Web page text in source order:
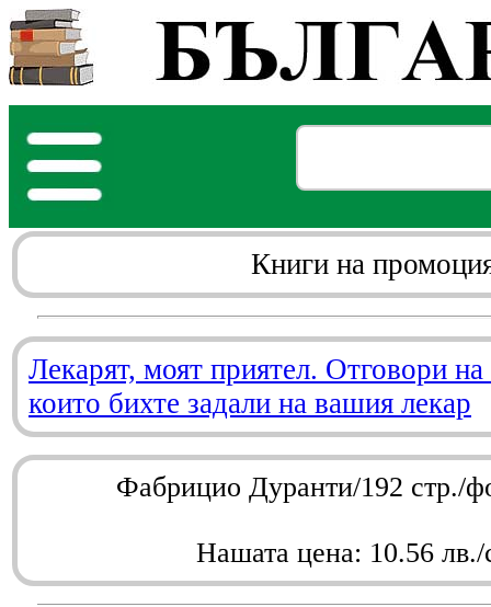
Книги на
Лекарят, моят приятел. Отговори
които бихте задали на вашия лекар
Фабрицио Дуранти/192 стр./
Нашата цена: 10.56 лв./